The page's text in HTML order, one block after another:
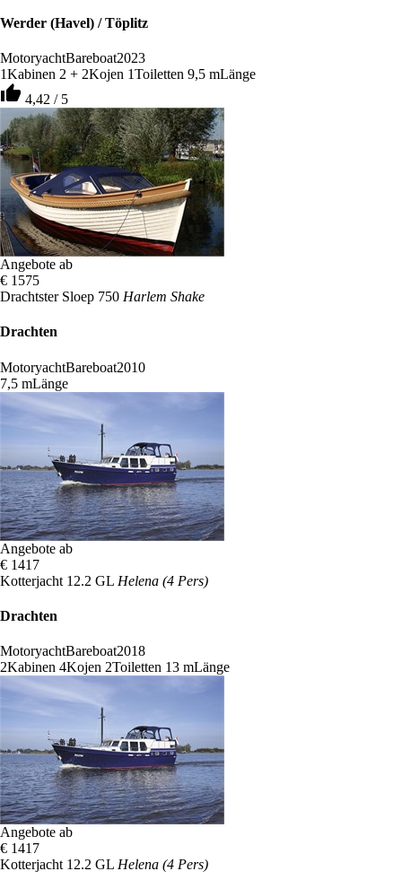
Werder (Havel) / Töplitz
MotoryachtBareboat2023
1Kabinen 2 + 2Kojen 1Toiletten 9,5 mLänge
thumb_up 4,42 / 5
Angebote ab
€ 1575
Drachtster Sloep 750 Harlem Shake
Drachten
MotoryachtBareboat2010
7,5 mLänge
Angebote ab
€ 1417
Kotterjacht 12.2 GL Helena (4 Pers)
Drachten
MotoryachtBareboat2018
2Kabinen 4Kojen 2Toiletten 13 mLänge
Angebote ab
€ 1417
Kotterjacht 12.2 GL Helena (4 Pers)